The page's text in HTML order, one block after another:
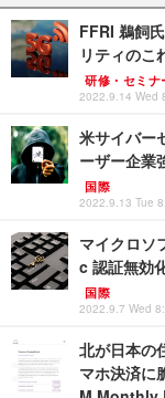
FFRI 鵜飼
リティのこ
研修・セミナ
2022.9.14 Wed
米サイバー
ーザー企業
国際
2022.9.13 Tue
マイクロソ
c 認証無効
国際
2022.9.7 Wed
北が日本の
マホ決済に